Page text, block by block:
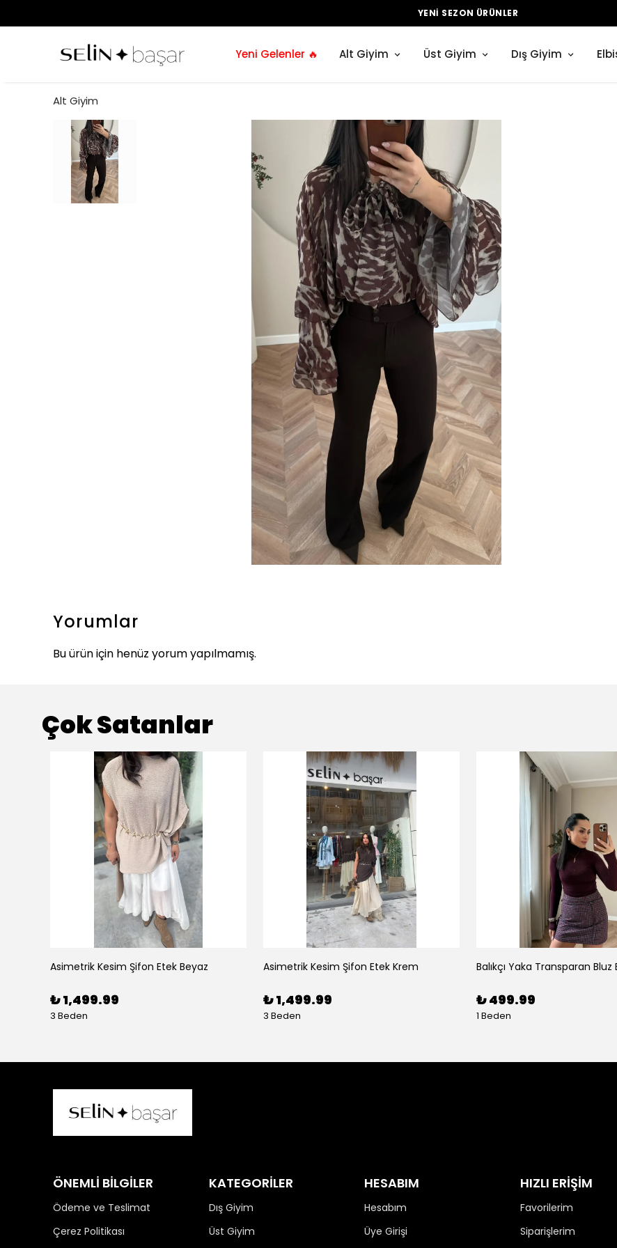
YENI SEZON ÜRÜNLER
Yeni Gelenler 🔥 Alt Giyim Üst Giyim Dış Giyim
Alt Giyim
Yorumlar
Bu ürün için henüz yorum yapılmamış.
Çok Satanlar
Asimetrik Kesim Şifon Etek Beyaz
₺ 1,499.99
3 Beden
Asimetrik Kesim Şifon Etek Krem
₺ 1,499.99
3 Beden
Balıkçı Yaka Transparan Bluz
₺ 499.99
1 Beden
ÖNEMLİ BİLGİLER
Ödeme ve Teslimat
Çerez Politikası
KATEGORİLER
Dış Giyim
Üst Giyim
HESABIM
Hesabım
Üye Girişi
HIZLI ERİŞİM
Favorilerim
Siparişlerim